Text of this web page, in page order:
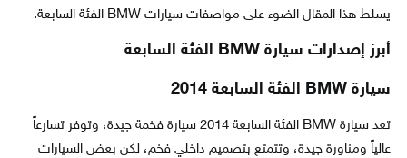
يسلط هذا المقال الضوء على مواصفات سيارات BMW الفئة السابعة.
أبرز إصدارات سيارة BMW الفئة السابعة
سيارة BMW الفئة السابعة 2014
تعد سيارة BMW الفئة السابعة 2014 سيارة فخمة جيدة، وتوفر تسارعاً
عالياً ومناورة جيدة، وتتمتع بتصميم داخلي فخم، لكن بعض السيارات